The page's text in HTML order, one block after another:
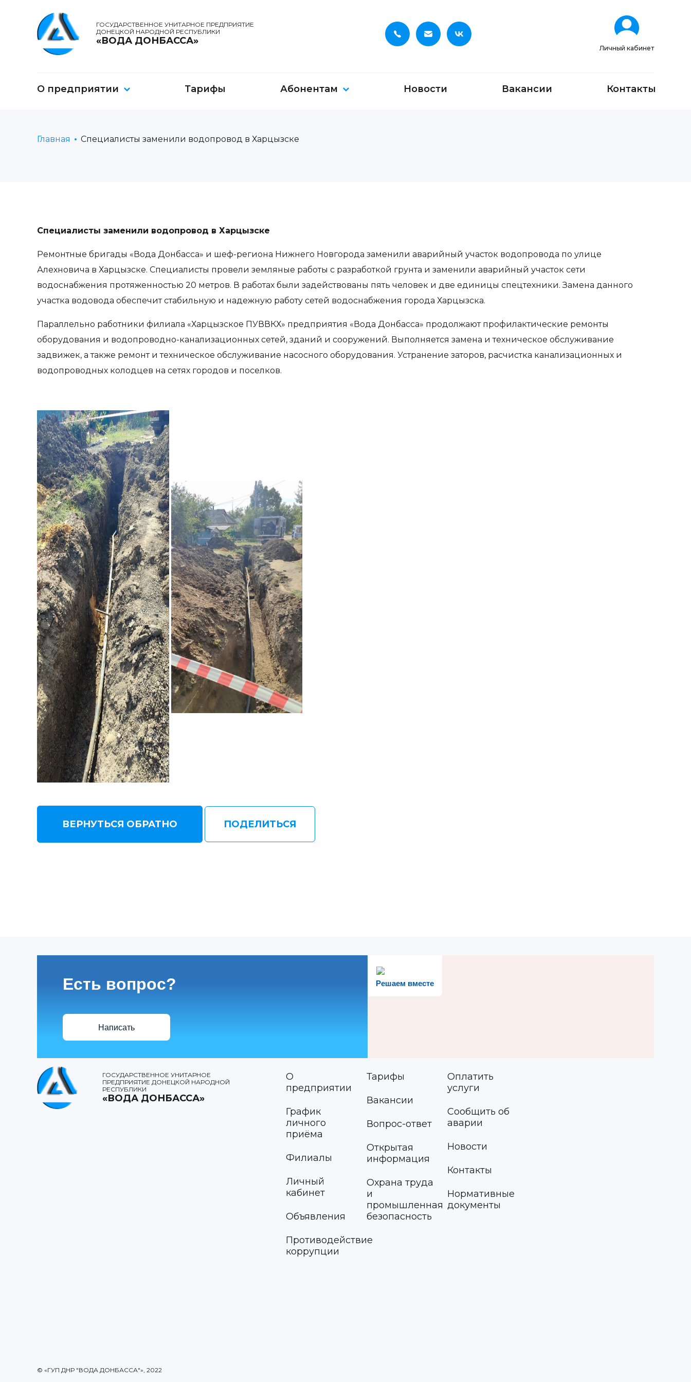
ГОСУДАРСТВЕННОЕ УНИТАРНОЕ ПРЕДПРИЯТИЕ
ДОНЕЦКОЙ НАРОДНОЙ РЕСПУБЛИКИ
«ВОДА ДОНБАССА»
Личный кабинет
О предприятии Тарифы Абонентам Новости Вакансии Контакты
Главная Специалисты заменили водопровод в Харцызске
Специалисты заменили водопровод в Харцызске
Ремонтные бригады «Вода Донбасса» и шеф-региона Нижнего Новгорода заменили аварийный участок водопровода по улице
Алехновича в Харцызске. Специалисты провели земляные работы с разработкой грунта и заменили аварийный участок сети
водоснабжения протяженностью 20 метров. В работах были задействованы пять человек и две единицы спецтехники. Замена данного
участка водовода обеспечит стабильную и надежную работу сетей водоснабжения города Харцызска.
Параллельно работники филиала «Харцызское ПУВВКХ» предприятия «Вода Донбасса» продолжают профилактические ремонты
оборудования и водопроводно-канализационных сетей, зданий и сооружений. Выполняется замена и техническое обслуживание
задвижек, а также ремонт и техническое обслуживание насосного оборудования. Устранение заторов, расчистка канализационных и
водопроводных колодцев на сетях городов и поселков.
ВЕРНУТЬСЯ ОБРАТНО ПОДЕЛИТЬСЯ
Решаем вместе
Есть вопрос?
Написать
ГОСУДАРСТВЕННОЕ УНИТАРНОЕ
ПРЕДПРИЯТИЕ ДОНЕЦКОЙ НАРОДНОЙ
РЕСПУБЛИКИ
«ВОДА ДОНБАССА»
О
предприятии
График
личного
приёма
Филиалы
Личный
кабинет
Объявления
Противодействие
коррупции
Тарифы
Вакансии
Вопрос-ответ
Открытая
информация
Охрана труда
и
промышленная
безопасность
Оплатить
услуги
Сообщить об
аварии
Новости
Контакты
Нормативные
документы
© «ГУП ДНР "ВОДА ДОНБАССА"», 2022